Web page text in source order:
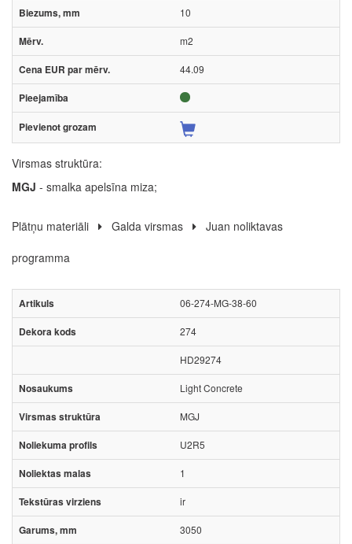
10
m2
44.09
Virsmas struktūra:
MGJ - smalka apelsīna miza;
Plātņu materiāli Galda virsmas
Juan noliktavas
programma
06-274-MG-38-60
274
HD29274
Light Concrete
MGJ
U2R5
1
ir
3050